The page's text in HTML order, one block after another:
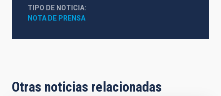
TIPO DE NOTICIA
NOTA DE PRENSA
Otras noticias relacionadas